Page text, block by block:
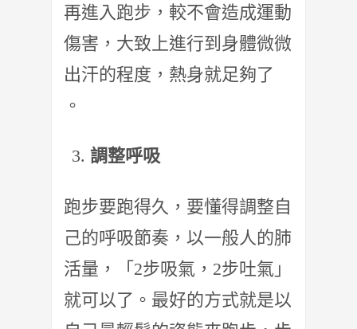
再進入跑步，較不會造成運動
傷害，大致上進行到身體微微
出汗的程度，熱身就足夠了
。
調整呼吸
跑步要跑得久，要懂得調整自
己的呼吸節奏，以一般人的肺
活量，「2步吸氣，2步吐氣」
就可以了。最好的方式就是以